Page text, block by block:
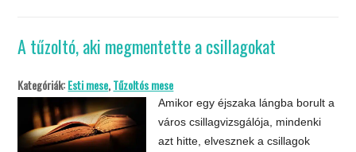
A tűzoltó, aki megmentette a csillagokat
Kategóriák:Esti mese,Tűzoltós mese
Amikor egy éjszaka lángba borult a
város csillagvizsgálója, mindenki
azt hitte, elvesznek a csillagok